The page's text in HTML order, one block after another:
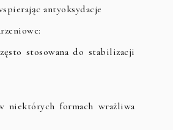
antyoksydacje
stosowana do stabilizacji
niektórych formach wrażliwa